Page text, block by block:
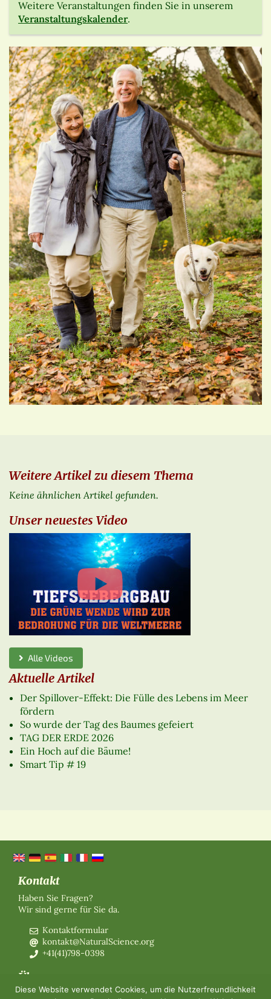
Weitere Veranstaltungen finden Sie in unserem
Veranstaltungskalender.
Weitere Artikel zu diesem Thema
Keine ähnlichen Artikel gefunden.
Unser neuestes Video
Alle Videos
Aktuelle Artikel
Der Spillover-Effekt: Die Fülle des Lebens im Meer
fördern
So wurde der Tag des Baumes gefeiert
TAG DER ERDE 2026
Ein Hoch auf die Bäume!
Smart Tip # 19
Kontakt
Haben Sie Fragen?
Wir sind gerne für Sie da.
Kontaktformular
kontakt@NaturalScience.org
+41(41)798-0398
Über uns
Organisation
Diese Website verwendet Cookies, um die Nutzerfreundlichkeit